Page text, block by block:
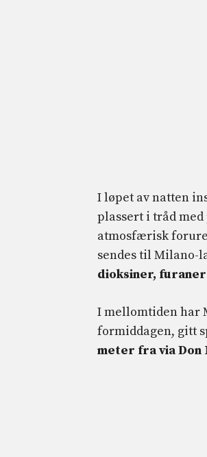
I løpet av natten
plassert i tråd
atmosfærisk
sendes til Milano-
dioksiner, furaner
I mellomtiden har
formiddagen, gitt
meter fra via Don